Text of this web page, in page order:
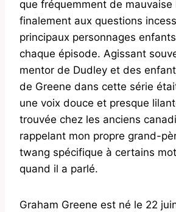
que fréquemment de mauvaise
finalement aux questions
principaux personnages
chaque épisode. Agissant
mentor de Dudley et des
de Greene dans cette série
une voix douce et presque
trouvée chez les anciens
rappelant mon propre grand-
twang spécifique à certains
quand il a parlé.
Graham Greene est né le 22